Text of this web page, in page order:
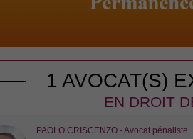
1 AVOCAT(S)
EN DROIT
PAOLO CRISCENZO - Avocat pénaliste